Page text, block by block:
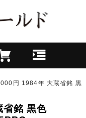
円 1984年 大蔵省銘 黒
銘 黒色